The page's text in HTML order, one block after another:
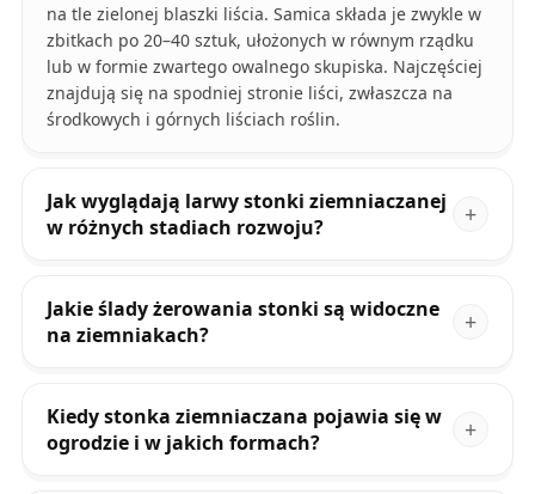
na tle zielonej blaszki liścia. Samica składa je zwykle w
zbitkach po 20–40 sztuk, ułożonych w równym rządku
lub w formie zwartego owalnego skupiska. Najczęściej
znajdują się na spodniej stronie liści, zwłaszcza na
środkowych i górnych liściach roślin.
Jak wyglądają larwy stonki ziemniaczanej
w różnych stadiach rozwoju?
Jakie ślady żerowania stonki są widoczne
na ziemniakach?
Kiedy stonka ziemniaczana pojawia się w
ogrodzie i w jakich formach?